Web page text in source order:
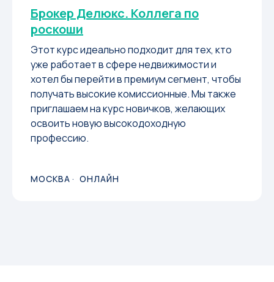
Брокер Делюкс. Коллега по
роскоши
Этот курс идеально подходит для тех, кто
уже работает в сфере недвижимости и
хотел бы перейти в премиум сегмент, чтобы
получать высокие комиссионные. Мы также
приглашаем на курс новичков, желающих
освоить новую высокодоходную
профессию.
МОСКВА ОНЛАЙН